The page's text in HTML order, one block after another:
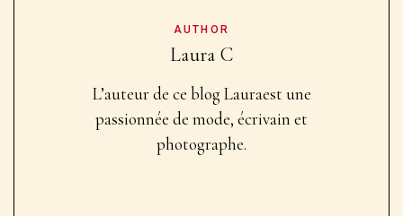
AUTHOR
Laura C
L’auteur de ce blog Lauraest une
passionnée de mode, écrivain et
photographe.